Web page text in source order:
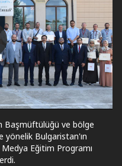
Başmüftülüğü ve bölge
Bulgaristan'ın
Eğitim Programı